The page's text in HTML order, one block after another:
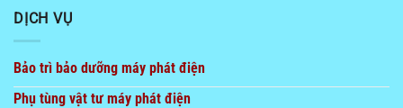
DỊCH VỤ
Bảo trì bảo dưỡng máy phát điện
Phụ tùng vật tư máy phát điện